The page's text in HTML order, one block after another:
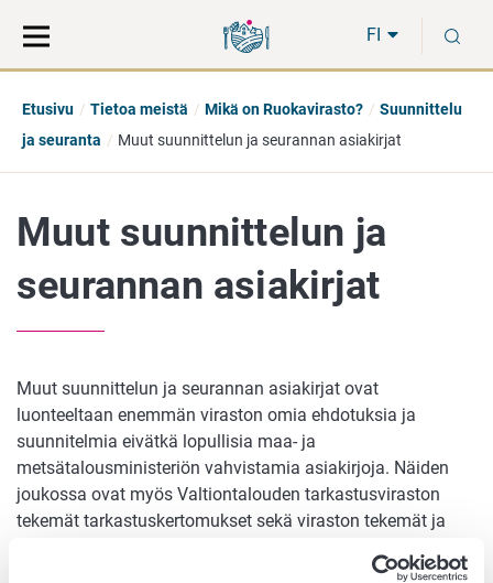
suoraan
sisältöön
koko
sivuston
FI
Etusivu Tietoa meistä Mikä on Ruokavirasto?
Suunnittelu
ja seuranta
Muut suunnittelun ja seurannan asiakirjat
Muut suunnittelun ja
seurannan asiakirjat
Muut suunnittelun ja seurannan asiakirjat ovat
luonteeltaan enemmän viraston omia ehdotuksia ja
suunnitelmia eivätkä lopullisia maa- ja
metsätalousministeriön vahvistamia asiakirjoja. Näiden
joukossa ovat myös Valtiontalouden tarkastusviraston
tekemät tarkastuskertomukset sekä viraston tekemät ja